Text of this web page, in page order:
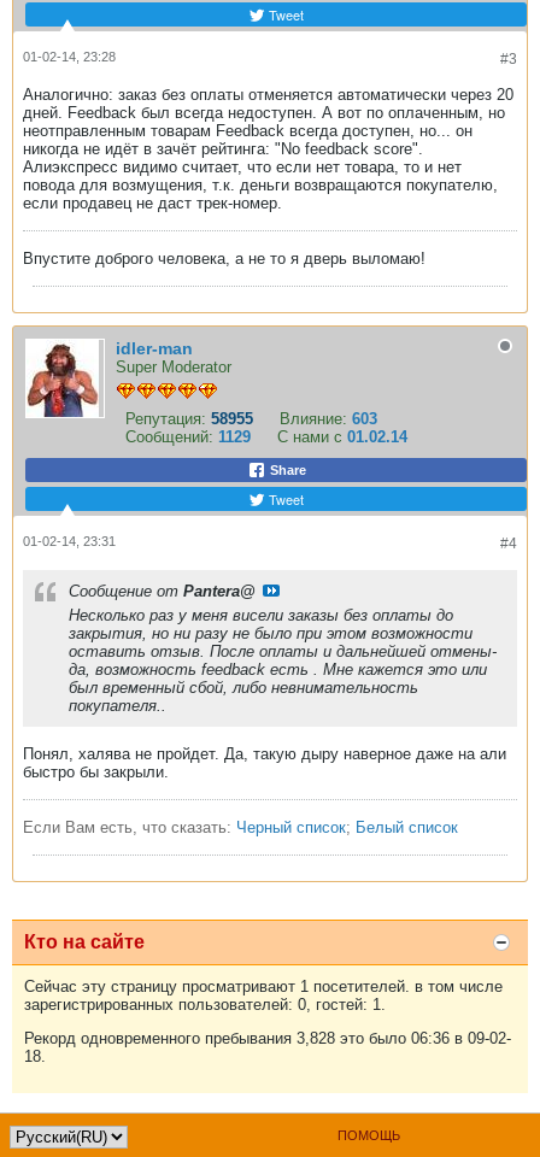
Tweet
#3
01-02-14, 23:28
Аналогично: заказ без оплаты отменяется автоматически через 20
дней. Feedback был всегда недоступен. А вот по оплаченным, но
неотправленным товарам Feedback всегда доступен, но... он
никогда не идёт в зачёт рейтинга: "No feedback score".
Алиэкспресс видимо считает, что если нет товара, то и нет
повода для возмущения, т.к. деньги возвращаются покупателю,
если продавец не даст трек-номер.
Впустите доброго человека, а не то я дверь выломаю!
idler-man
Super Moderator
Репутация: 58955 Влияние: 603
Сообщений: 1129 С нами с 01.02.14
Share
Tweet
#4
01-02-14, 23:31
Сообщение от Pantera@
Несколько раз у меня висели заказы без оплаты до
закрытия, но ни разу не было при этом возможности
оставить отзыв. После оплаты и дальнейшей отмены-
да, возможность feedback есть . Мне кажется это или
был временный сбой, либо невнимательность
покупателя..
Понял, халява не пройдет. Да, такую дыру наверное даже на али
быстро бы закрыли.
Если Вам есть, что сказать: Черный список; Белый список
Кто на сайте
Сейчас эту страницу просматривают 1 посетителей. в том числе
зарегистрированных пользователей: 0, гостей: 1.
Рекорд одновременного пребывания 3,828 это было 06:36 в 09-02-
18.
ПОМОЩЬ